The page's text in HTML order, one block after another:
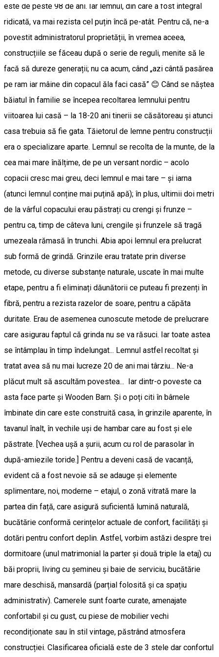
este de peste 98 de ani. Iar lemnul, din care a fost integral
ridicată, va mai rezista cel puțin încă pe-atât. Pentru că, ne-a
povestit administratorul proprietății, în vremea aceea,
construcțiile se făceau după o serie de reguli, menite să le
facă să dureze generații; nu ca acum, când „azi cântă pasărea
pe ram iar mâine din copacul ăla faci casă” 😊 Când se năștea
băiatul în familie se începea recoltarea lemnului pentru
viitoarea lui casă – la 18-20 ani tinerii se căsătoreau și atunci
casa trebuia să fie gata. Tăietorul de lemne pentru construcții
era o specializare aparte. Lemnul se recolta de la munte, de la
cea mai mare înălțime, de pe un versant nordic – acolo
copacii cresc mai greu, deci lemnul e mai tare – și iarna
(atunci lemnul conține mai puțină apă); în plus, ultimii doi metri
de la vârful copacului erau păstrați cu crengi și frunze –
pentru ca, timp de câteva luni, crengile și frunzele să tragă
umezeala rămasă în trunchi. Abia apoi lemnul era prelucrat
sub formă de grindă. Grinzile erau tratate prin diverse
metode, cu diverse substanțe naturale, uscate în mai multe
etape, pentru a fi eliminați dăunătorii ce puteau fi prezenți în
fibră, pentru a rezista razelor de soare, pentru a căpăta
duritate. Erau de asemenea cunoscute metode de prelucrare
care asigurau faptul că grinda nu se va răsuci. Iar toate astea
se întâmplau în timp îndelungat... Lemnul astfel recoltat și
tratat avea să nu mai lucreze 20 de ani mai târziu... Ne-a
plăcut mult să ascultăm povestea... Iar dintr-o poveste ca
asta face parte și Wooden Barn. Și o poți citi în bârnele
îmbinate din care este construită casa, în grinzile aparente, în
tavanul înalt, în vechile uși de hambar care au fost și ele
păstrate. [Vechea ușă a șurii, acum cu rol de parasolar în
după-amiezile toride.] Pentru a deveni casă de vacanță,
evident că a fost nevoie să se adauge și elemente
splimentare, noi, moderne – etajul, o zonă vitrată mare la
partea din față, care asigură suficientă lumină naturală,
bucătărie conformă cerințelor actuale de confort, facilități și
dotări pentru confort deplin. Astfel, vorbim astăzi despre trei
dormitoare (unul matrimonial la parter și două triple la etaj) cu
băi proprii, living cu șemineu și baie de serviciu, bucătărie
mare deschisă, mansardă (parțial folosită și ca spațiu
administrativ). Camerele sunt foarte curate, amenajate
confortabil și cu gust, cu piese de mobilier vechi
recondiționate sau în stil vintage, păstrând atmosfera
construcției. Clasificarea oficială este de 3 stele dar confortul